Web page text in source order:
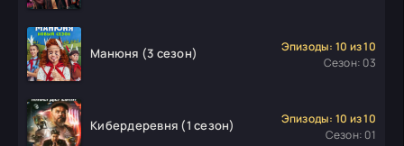
Манюня (3 сезон)
Эпизоды: 10 из 10
Сезон: 03
Кибердеревня (1 сезон)
Эпизоды: 10 из 10
Сезон: 01